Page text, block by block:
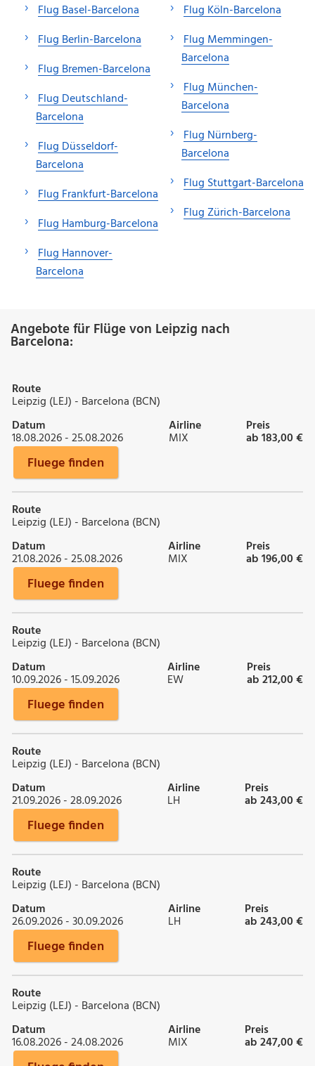
Flug Basel-Barcelona
Flug Berlin-Barcelona
Flug Bremen-Barcelona
Flug Deutschland-
Barcelona
Flug Düsseldorf-
Barcelona
Flug Frankfurt-Barcelona
Flug Hamburg-Barcelona
Flug Hannover-
Barcelona
Flug Köln-Barcelona
Flug Memmingen-
Barcelona
Flug München-
Barcelona
Flug Nürnberg-
Barcelona
Flug Stuttgart-Barcelona
Flug Zürich-Barcelona
Angebote für Flüge von Leipzig nach
Barcelona:
Route
Leipzig (LEJ) - Barcelona (BCN)
Datum
18.08.2026 - 25.08.2026
Airline
MIX
Preis
ab 183,00 €
Fluege finden
Route
Leipzig (LEJ) - Barcelona (BCN)
Datum
21.08.2026 - 25.08.2026
Airline
MIX
Preis
ab 196,00 €
Fluege finden
Route
Leipzig (LEJ) - Barcelona (BCN)
Datum
10.09.2026 - 15.09.2026
Airline
EW
Preis
ab 212,00 €
Fluege finden
Route
Leipzig (LEJ) - Barcelona (BCN)
Datum
21.09.2026 - 28.09.2026
Airline
LH
Preis
ab 243,00 €
Fluege finden
Route
Leipzig (LEJ) - Barcelona (BCN)
Datum
26.09.2026 - 30.09.2026
Airline
LH
Preis
ab 243,00 €
Fluege finden
Route
Leipzig (LEJ) - Barcelona (BCN)
Datum
16.08.2026 - 24.08.2026
Airline
MIX
Preis
ab 247,00 €